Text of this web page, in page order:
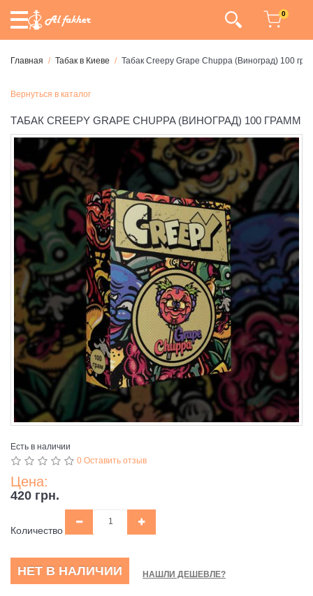
0
Главная Табак в Киеве Табак Creepy Grape Chuppa (Виноград) 100
Вернуться в каталог
ТАБАК CREEPY GRAPE CHUPPA (ВИНОГРАД) 100 ГРАММ
Есть в наличии
0 Оставить отзыв
Цена:
420 грн.
Количество
НЕТ В НАЛИЧИИ НАШЛИ ДЕШЕВЛЕ?